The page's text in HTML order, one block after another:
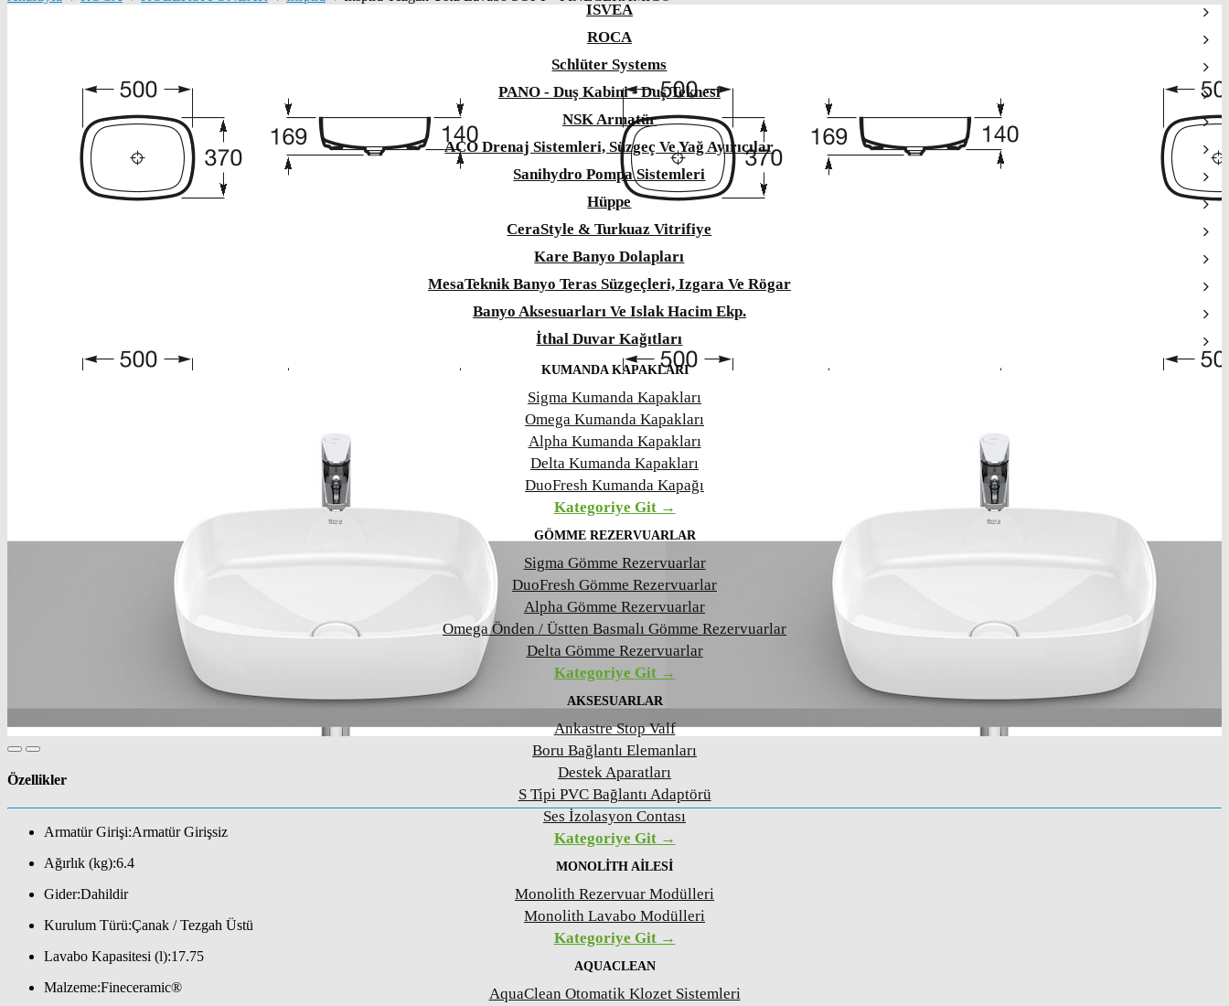
ISVEA
ROCA
Schlüter Systems
PANO - Duş Kabini - Duş Teknesi
NSK Armatür
ACO Drenaj Sistemleri, Süzgeç Ve Yağ Ayırıcılar
Sanihydro Pompa Sistemleri
Hüppe
CeraStyle & Turkuaz Vitrifiye
Kare Banyo Dolapları
MesaTeknik Banyo Teras Süzgeçleri, Izgara Ve Rögar
Banyo Aksesuarları Ve Islak Hacim Ekp.
İthal Duvar Kağıtları
KUMANDA KAPAKLARI
Sigma Kumanda Kapakları
Omega Kumanda Kapakları
Alpha Kumanda Kapakları
Delta Kumanda Kapakları
DuoFresh Kumanda Kapağı
Kategoriye Git →
GÖMME REZERVUARLAR
Sigma Gömme Rezervuarlar
DuoFresh Gömme Rezervuarlar
Alpha Gömme Rezervuarlar
Omega Önden / Üstten Basmalı Gömme Rezervuarlar
Delta Gömme Rezervuarlar
Kategoriye Git →
AKSESUARLAR
Ankastre Stop Valf
Boru Bağlantı Elemanları
Destek Aparatları
S Tipi PVC Bağlantı Adaptörü
Ses İzolasyon Contası
Kategoriye Git →
MONOLITH AILESI
Monolith Rezervuar Modülleri
Monolith Lavabo Modülleri
Kategoriye Git →
AQUACLEAN
AquaClean Otomatik Klozet Sistemleri
Özellikler
Armatür Girişi:Armatür Girişsiz
Ağırlık (kg):6.4
Gider:Dahildir
Kurulum Türü:Çanak / Tezgah Üstü
Lavabo Kapasitesi (l):17.75
Malzeme:Fineceramic®